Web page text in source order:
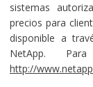
sistemas
precios para
disponible a
NetApp.
http://